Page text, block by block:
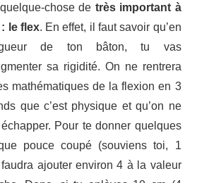
chose de très important à
le flex. En effet, il faut savoir qu’en
de ton bâton, tu vas
sa rigidité. On ne rentrera
mathématiques de la flexion en 3
que c’est physique et qu’on ne
Pour te donner quelques
pouce coupé (souviens toi, 1
ajouter environ 4 à la valeur